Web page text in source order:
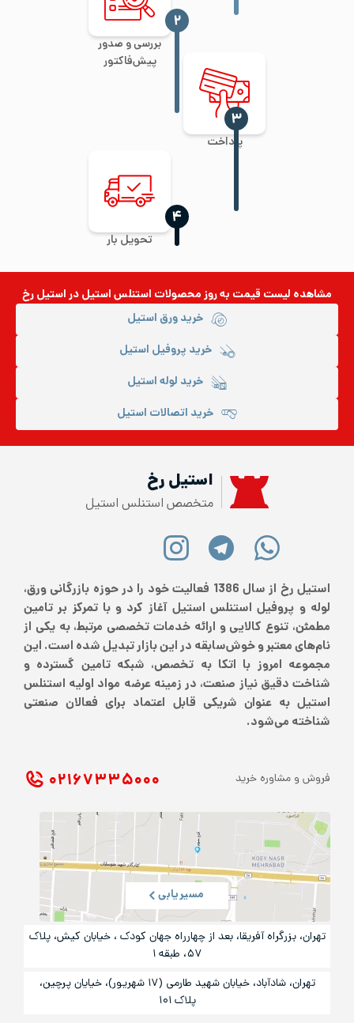
بررسی و صدور
پیش‌فاکتور
‍۲
پرداخت
‍۳
تحویل بار
‍۴
مشاهده لیست قیمت به روزمحصولات استنلس استیلدر استیل رخ
خرید ورق استیل
خرید پروفیل استیل
خرید لوله استیل
خرید اتصالات استیل
استیل رخ
متخصص استنلس استیل
استیل رخ از سال 1386 فعالیت خود را در حوزه بازرگانی ورق،
لوله و پروفیل استنلس استیل آغاز کرد و با تمرکز بر تامین
مطمئن، تنوع کالایی و ارائه خدمات تخصصی مرتبط، به یکی از
نام‌های معتبر و خوش‌سابقه در این بازار تبدیل شده است. این
مجموعه امروز با اتکا به تخصص، شبکه تامین گسترده و
شناخت دقیق نیاز صنعت، در زمینه عرضه مواد اولیه استنلس
استیل به عنوان شریکی قابل اعتماد برای فعالان صنعتی
شناخته می‌شود.
فروش و مشاوره خرید ۰۲۱ ۶۷۳۳۵۰۰۰
مسیریابی
تهران، بزرگراه آفریقا، بعد از چهارراه جهان کودک ، خیابان کیش، پلاک
۵۷، طبقه ۱
تهران، شادآباد، خیابان شهید طارمی (۱۷ شهریور)، خیایان پرچین،
پلاک ۱۰۱